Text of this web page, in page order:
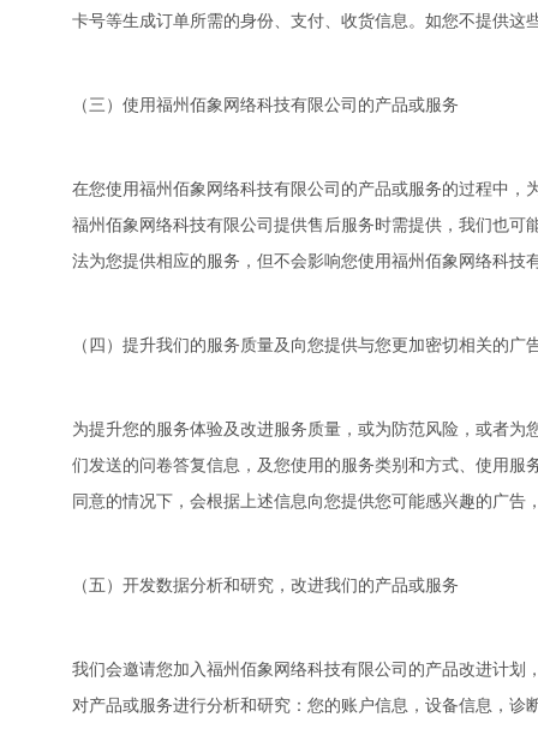
卡号等生成订单所需的身份、支付、收货信息。如您不提供
（三）使用福州佰象网络科技有限公司的产品或服务
在您使用福州佰象网络科技有限公司的产品或服务的过程中
福州佰象网络科技有限公司提供售后服务时需提供，我们也
法为您提供相应的服务，但不会影响您使用福州佰象网络科技
（四）提升我们的服务质量及向您提供与您更加密切相关的广
为提升您的服务体验及改进服务质量，或为防范风险，或者
们发送的问卷答复信息，及您使用的服务类别和方式、使用
同意的情况下，会根据上述信息向您提供您可能感兴趣的广
（五）开发数据分析和研究，改进我们的产品或服务
我们会邀请您加入福州佰象网络科技有限公司的产品改进计
对产品或服务进行分析和研究：您的账户信息，设备信息，